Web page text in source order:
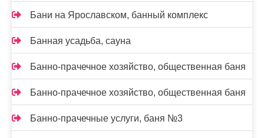
Бани на Ярославском, банный комплекс
Банная усадьба, сауна
Банно-прачечное хозяйство, общественная баня
Банно-прачечное хозяйство, общественная баня
Банно-прачечные услуги, баня №3